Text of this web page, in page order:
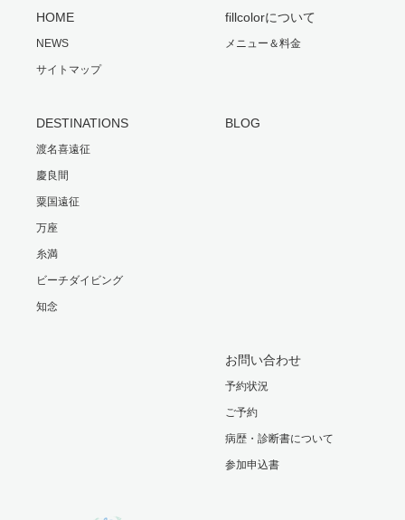
HOME
NEWS
サイトマップ
fillcolorについて
メニュー＆料金
DESTINATIONS
渡名喜遠征
慶良間
粟国遠征
万座
糸満
ビーチダイビング
知念
BLOG
お問い合わせ
予約状況
ご予約
病歴・診断書について
参加申込書